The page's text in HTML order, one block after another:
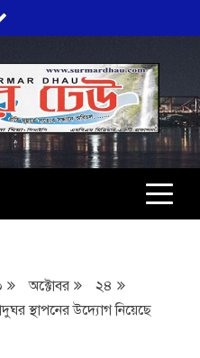
অবিচল…
অক্টোবর
২৪
স্থাপনের উদ্যোগ নিয়েছে